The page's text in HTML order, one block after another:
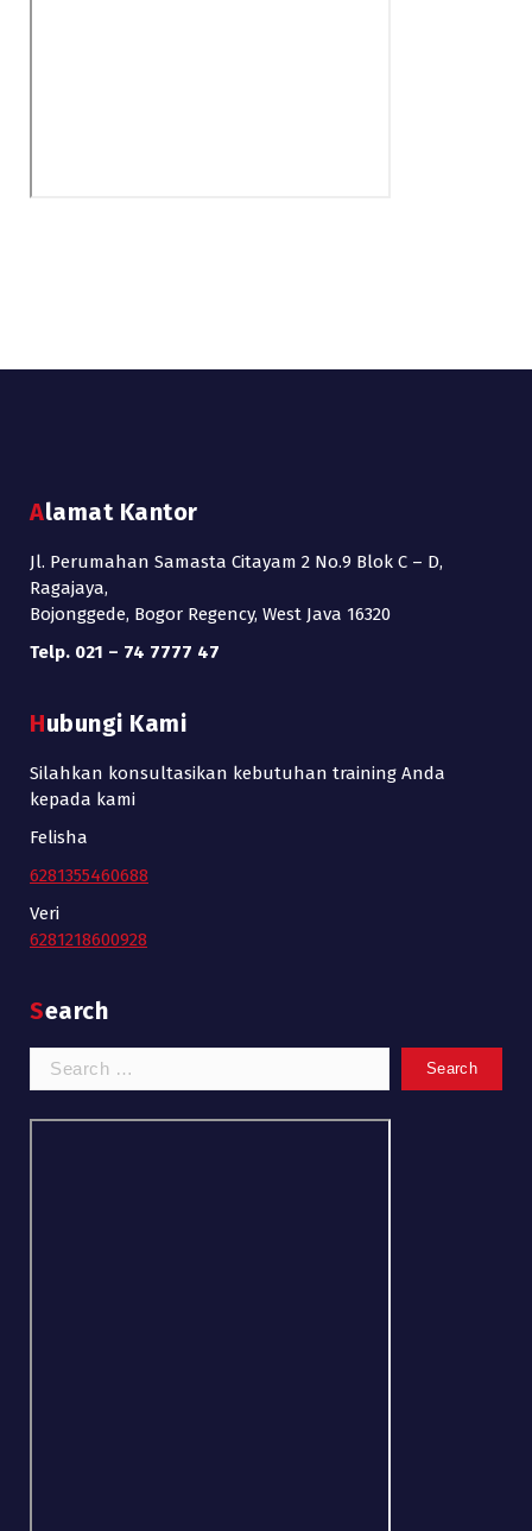
Alamat Kantor
Jl. Perumahan Samasta Citayam 2 No.9 Blok C – D,
Ragajaya,
Bojonggede, Bogor Regency, West Java 16320
Telp. 021 – 74 7777 47
Hubungi Kami
Silahkan konsultasikan kebutuhan training Anda
kepada kami
Felisha
6281355460688
Veri
6281218600928
Search
Search
for: